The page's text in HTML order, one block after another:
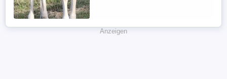
Anzeigen